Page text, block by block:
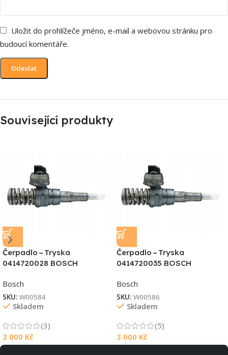
Uložit do prohlížeče jméno, e-mail a webovou stránku pro
budoucí komentáře.
Související produkty
Čerpadlo – Tryska
0414720028 BOSCH
Bosch
SKU: W00584
Skladem
(3)
3 000 Kč
Čerpadlo – Tryska
0414720035 BOSCH
Bosch
SKU: W00586
Skladem
(5)
3 000 Kč